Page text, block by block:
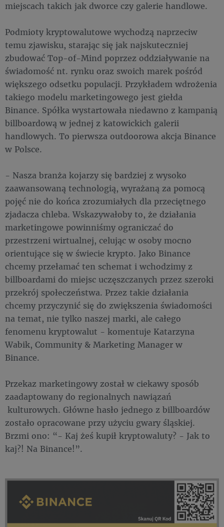
miejscach takich jak dworce czy galerie handlowe.
Podmioty kryptowalutowe wychodzą naprzeciw
temu zjawisku, starając się jak najskuteczniej
zbudować Top-of-Mind poprzez oddziaływanie na
świadomość nt. rynku oraz swoich marek pośród
większego odsetku populacji. Przykładem wdrożenia
takiego modelu marketingowego jest giełda
Binance. Spółka wystartowała niedawno z kampanią
billboardową w jednej z katowickich galerii
handlowych. To pierwsza outdoorowa akcja Binance
w Polsce.
- Nasza branża kojarzy się bardziej z wysoko
zaawansowaną technologią, wyrażaną za pomocą
pojęć nie do końca zrozumiałych dla przeciętnego
zjadacza chleba. Wskazywałoby to, że działania
marketingowe powinniśmy ograniczać do
przestrzeni wirtualnej, celując w osoby mocno
orientujące się w świecie krypto. Jako Binance
chcemy przełamać ten schemat i wchodzimy z
billboardami do miejsc uczęszczanych przez szeroki
przekrój społeczeństwa. Przez takie działania
chcemy przyczynić się do zwiększenia świadomości
na temat, nie tylko naszej marki, ale całego
fenomenu kryptowalut - komentuje Katarzyna
Wabik, Community & Marketing Manager w
Binance.
Przekaz marketingowy został w ciekawy sposób
zaadaptowany do regionalnych nawiązań
kulturowych. Główne hasło jednego z billboardów
zostało opracowane przy użyciu gwary śląskiej.
Brzmi ono: “- Kaj żeś kupił kryptowaluty? - Jak to
kaj?! Na Binance!”.